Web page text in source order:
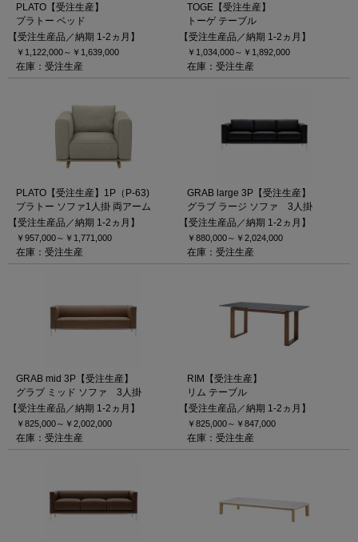
PLATO【受注生産】
プラトー ベッド
【受注生産品／納期 1-2ヵ月】
￥1,122,000～ ￥1,639,000
在庫：受注生産
TOGE【受注生産】
トーゲ テーブル
【受注生産品／納期 1-2ヵ月】
￥1,034,000～ ￥1,892,000
在庫：受注生産
PLATO【受注生産】1P（P-63)
プラトー ソファ1人掛 両アーム
【受注生産品／納期 1-2ヵ月】
￥957,000～ ￥1,771,000
在庫：受注生産
GRAB large 3P【受注生産】
グラブ ラージ ソファ 3人掛
【受注生産品／納期 1-2ヵ月】
￥880,000～ ￥2,024,000
在庫：受注生産
GRAB mid 3P【受注生産】
グラブ ミッド ソファ 3人掛
【受注生産品／納期 1-2ヵ月】
￥825,000～ ￥2,002,000
在庫：受注生産
RIM【受注生産】
リム テーブル
【受注生産品／納期 1-2ヵ月】
￥825,000～ ￥847,000
在庫：受注生産